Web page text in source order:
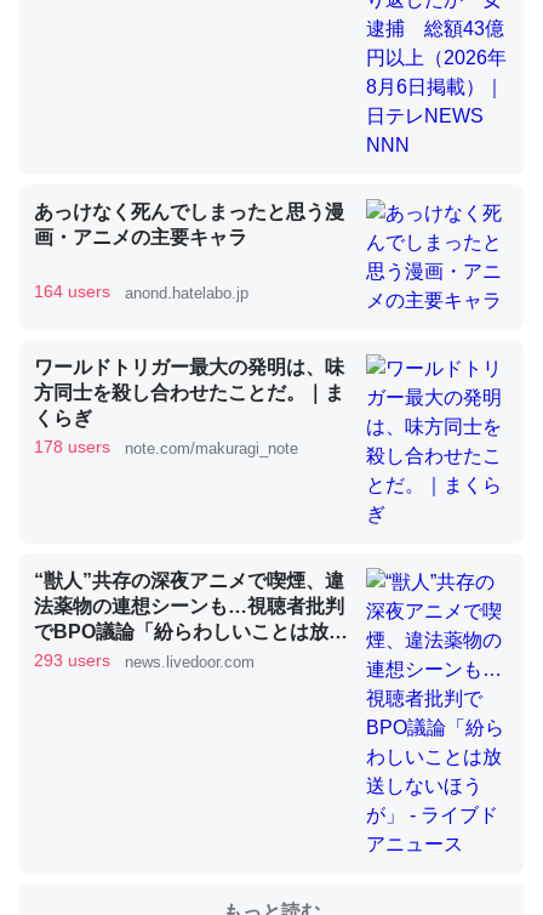
いる鋏角類（カブトガニ・ウミグモ）はカルシウムを使わ
ずキチンを強化してる筈だが、酵素が違うのか？
─ニュース :: 【研究発表】昆虫学の大問題＝「昆虫はなぜ海にいな
これを元に考えるとカルシウムを大量に使う脊椎動物と貝
類は苦労してるんだな…。腹足類だと殻を無くしてナメク
いのか」に関する新仮説
ウチもEchoを実家に置いて４年。でたまに覗いてる。ぼ
ちぼちRingも置こうかと画策中。あと、Googleマップで
位置情報を共有してる。電池残量や充電中かが分かるので
─たまにLINEするくらいだった遠方の父67歳と僕。ITツール導入で
あっけなく死んでしまったと思う漫
画・アニメの主要キャラ
164 users anond.hatelabo.jp
ワールドトリガー最大の発明は、味
方同士を殺し合わせたことだ。｜ま
くらぎ
178 users note.com/makuragi_note
“獣人”共存の深夜アニメで喫煙、違
法薬物の連想シーンも…視聴者批判
でBPO議論「紛らわしいことは放送
しないほうが」 - ライブドアニュー
293 users news.livedoor.com